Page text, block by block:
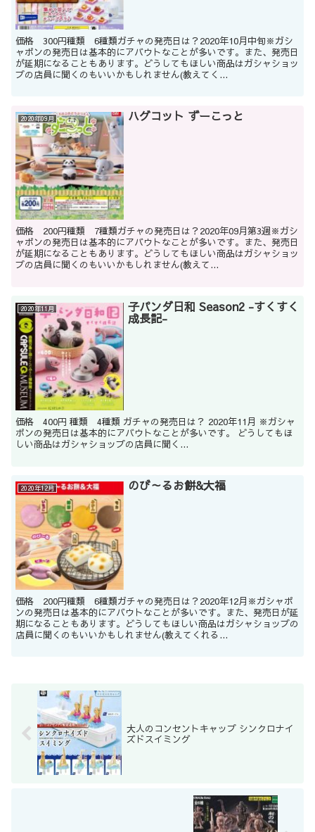
価格 300円種類 6種類ガチャの発売日は？2020年10月中旬※ガシ
ャポンの発売日は基本的にアバウトなことが多いです。また、発売日
が延期になることもあります。どうしてもほしい商品はガシャショッ
プの店員に聞くのもいいかもしれません(教えてく...
2020年09月 ハグコット ずーこっと
価格 200円種類 7種類ガチャの発売日は？2020年09月第3週※ガシ
ャポンの発売日は基本的にアバウトなことが多いです。また、発売日
が延期になることもあります。どうしてもほしい商品はガシャショッ
プの店員に聞くのもいいかもしれません(教えて...
2020年11月 子パンダ日和 Season2 -すくすく
成長記-
価格 400円 種類 4種類 ガチャの発売日は？ 2020年11月 ※ガシャ
ポンの発売日は基本的にアバウトなことが多いです。 どうしてもほ
しい商品はガシャショップの店員に聞く...
2020年12月 のび～るお餅&大福
価格 200円種類 6種類ガチャの発売日は？2020年12月※ガシャポ
ンの発売日は基本的にアバウトなことが多いです。また、発売日が延
期になることもあります。どうしてもほしい商品はガシャショップの
店員に聞くのもいいかもしれません(教えてくれる...
大人のコンセントキャップ シンクロナイ
ズドスイミング